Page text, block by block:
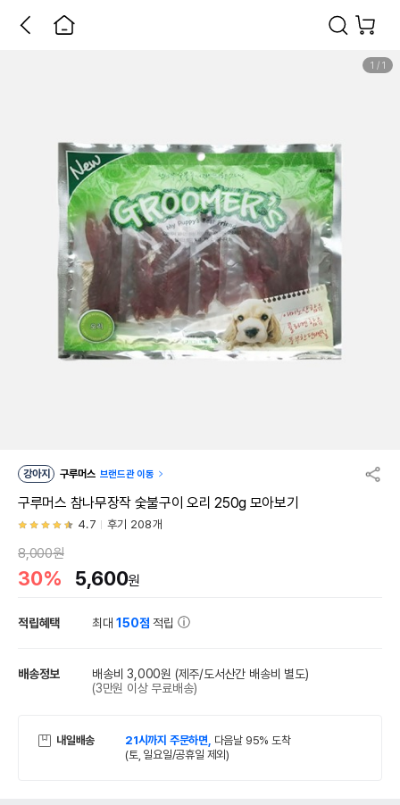
1 / 1
강아지 구루머스 브랜드관 이동
구루머스 참나무장작 숯불구이 오리 250g 모아보기
4.7 후기 208개
8,000원
30% 5,600원
적립혜택 최대150점 적립
배송정보 배송비 3,000원 (제주/도서산간 배송비 별도)
(3만원 이상 무료배송)
내일배송 21시까지 주문하면, 다음날 95% 도착
(토, 일요일/공휴일 제외)